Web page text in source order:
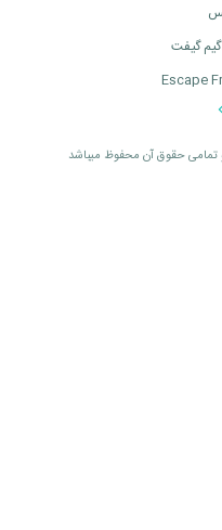
گیفت
تمامی حقوق آن محفوظ ميباشد